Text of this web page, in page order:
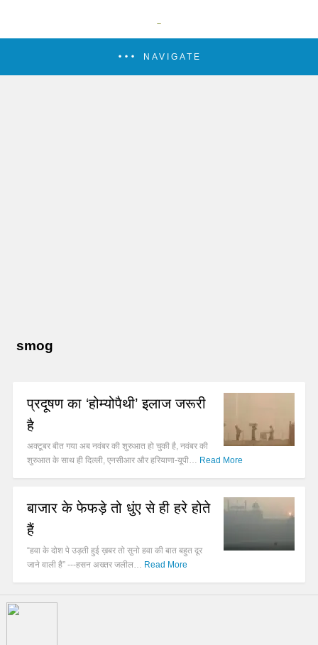
NAVIGATE
smog
प्रदूषण का ‘होम्योपैथी’ इलाज जरूरी
है
अक्टूबर बीत गया अब नवंबर की शुरुआत हो चुकी है, नवंबर की
शुरुआत के साथ ही दिल्ली, एनसीआर और हरियाणा-यूपी… Read More
बाजार के फेफड़े तो धुंए से ही हरे होते
हैं
“हवा के दोश पे उड़ती हुई ख़बर तो सुनो हवा की बात बहुत दूर
जाने वाली है” ---हसन अख्तर जलील… Read More